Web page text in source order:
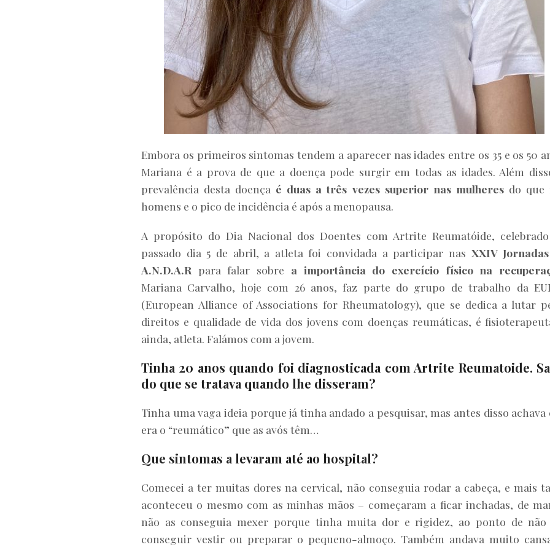
Embora os primeiros sintomas tendem a aparecer nas idades entre os 35 e os 50
Mariana é a prova de que a doença pode surgir em todas as idades. Além
prevalência desta doença é duas a três vezes superior nas mulheres do que
homens e o pico de incidência é após a menopausa.
A propósito do Dia Nacional dos Doentes com Artrite Reumatóide,
passado dia 5 de abril, a atleta foi convidada a participar nas XXIV
A.N.D.A.R para falar sobre a importância do exercício físico na
Mariana Carvalho, hoje com 26 anos, faz parte do grupo de trabalho da
(European Alliance of Associations for Rheumatology), que se dedica a lutar
direitos e qualidade de vida dos jovens com doenças reumáticas, é
ainda, atleta. Falámos com a jovem.
Tinha 20 anos quando foi diagnosticada com Artrite Reumatoide.
do que se tratava quando lhe disseram?
Tinha uma vaga ideia porque já tinha andado a pesquisar, mas antes disso achava
era o “reumático” que as avós têm…
Que sintomas a levaram até ao hospital?
Comecei a ter muitas dores na cervical, não conseguia rodar a cabeça, e mais
aconteceu o mesmo com as minhas mãos – começaram a ficar inchadas, de
não as conseguia mexer porque tinha muita dor e rigidez, ao ponto de não
conseguir vestir ou preparar o pequeno-almoço. Também andava muito